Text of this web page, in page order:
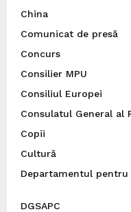
China
Comunicat de presă
Concurs
Consilier MPU
Consiliul Europei
Consulatul General al
Copii
Cultură
Departamentul pentru
DGSAPC